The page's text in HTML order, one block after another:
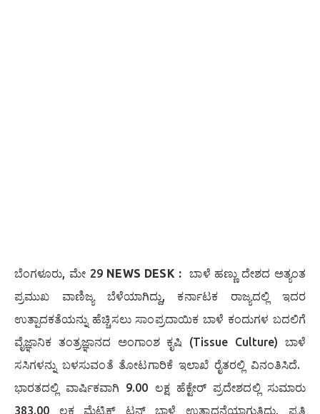
​ಬೆಂಗಳೂರು, ಮೇ 29 NEWS DESK :
ಬಾಳೆ ಹಣ್ಣು ದೇಶದ ಅತ್ಯಂತ
ಪ್ರಮುಖ ವಾಣಿಜ್ಯ ಬೆಳೆಯಾಗಿದ್ದು, ಕರ್ನಾಟಕ ರಾಜ್ಯದಲ್ಲಿ ಇದರ
ಉತ್ಪಾದಕತೆಯನ್ನು ಹೆಚ್ಚಿಸಲು ಸಾಂಪ್ರದಾಯಿಕ ಬಾಳೆ ಕಂದುಗಳ ಬದಲಿಗೆ
ವೈಜ್ಞಾನಿಕ ತಂತ್ರಜ್ಞಾನದ ಅಂಗಾಂಶ ಕೃಷಿ (Tissue Culture) ಬಾಳೆ
ಸಸಿಗಳನ್ನು ಬಳಸುವಂತೆ ತೋಟಗಾರಿಕೆ ಇಲಾಖೆ ರೈತರಲ್ಲಿ ವಿನಂತಿಸಿದೆ. ​
ಭಾರತದಲ್ಲಿ ವಾರ್ಷಿಕವಾಗಿ 9.00 ಲಕ್ಷ ಹೆಕ್ಟೇರ್ ಪ್ರದೇಶದಲ್ಲಿ ಸುಮಾರು
383.00 ಲಕ್ಷ ಮೆಟ್ರಿಕ್ ಟನ್ ಬಾಳೆ ಉತ್ಪಾದನೆಯಾಗುತ್ತಿದ್ದು, ಪ್ರತಿ